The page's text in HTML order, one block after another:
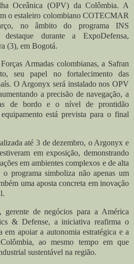
Oceânica (OPV) da Colômbia. A
o estaleiro colombiano COTECMAR
no âmbito do programa INS
durante a ExpoDefensa,
(3), em Bogotá.
Armadas colombianas, a Safran
seu papel no fortalecimento das
O Argonyx será instalado nos OPV
a precisão de navegação, a
de bordo e o nível de prontidão
está prevista para o final
até 3 de dezembro, o Argonyx e
em exposição, demonstrando
em ambientes complexos e de alta
o programa simboliza não apenas um
uma aposta concreta em inovação
gerente de negócios para a América
& Defense, a iniciativa reafirma o
em apoiar a autonomia estratégica e a
ao mesmo tempo em que
sustentável na região.